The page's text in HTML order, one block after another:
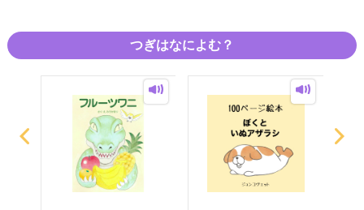
つぎはなによむ？